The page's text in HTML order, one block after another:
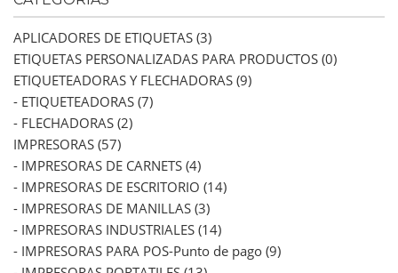
APLICADORES DE ETIQUETAS (3)
ETIQUETAS PERSONALIZADAS PARA PRODUCTOS (0)
ETIQUETEADORAS Y FLECHADORAS (9)
- ETIQUETEADORAS (7)
- FLECHADORAS (2)
IMPRESORAS (57)
- IMPRESORAS DE CARNETS (4)
- IMPRESORAS DE ESCRITORIO (14)
- IMPRESORAS DE MANILLAS (3)
- IMPRESORAS INDUSTRIALES (14)
- IMPRESORAS PARA POS-Punto de pago (9)